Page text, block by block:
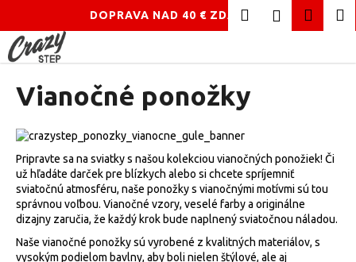
DOPRAVA NAD 40 € ZDARMA!
Prejsť
na
obsah
Hľadať
Vianočné ponožky
Pripravte sa na sviatky s našou kolekciou vianočných ponožiek! Či
už hľadáte darček pre blízkych alebo si chcete spríjemniť
sviatočnú atmosféru, naše ponožky s vianočnými motívmi sú tou
správnou voľbou. Vianočné vzory, veselé farby a originálne
dizajny zaručia, že každý krok bude naplnený sviatočnou náladou.
Naše vianočné ponožky sú vyrobené z kvalitných materiálov, s
vysokým podielom bavlny, aby boli nielen štýlové, ale aj
o
š
Späť
Späť
Č
o
p
o
t
r
e
u